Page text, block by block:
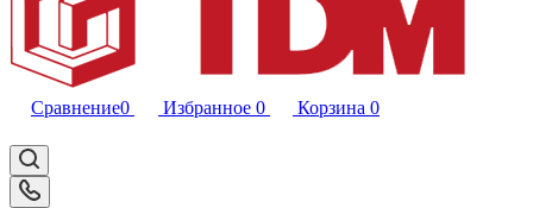
Сравнение0 Избранное 0 Корзина 0